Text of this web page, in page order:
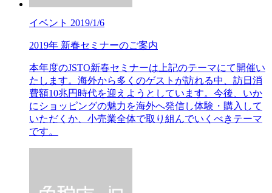
イベント 2019/1/6
2019年 新春セミナーのご案内
本年度のJSTO新春セミナーは上記のテーマにて開催い
たします。海外から多くのゲストが訪れる中、訪日消
費額10兆円時代を迎えようとしています。今後、いか
にショッピングの魅力を海外へ発信し体験・購入して
いただくか、小売業全体で取り組んでいくべきテーマ
です。